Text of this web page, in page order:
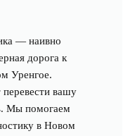
— наивно
дорога к
Уренгое.
вашу
Мы помогаем
в Новом